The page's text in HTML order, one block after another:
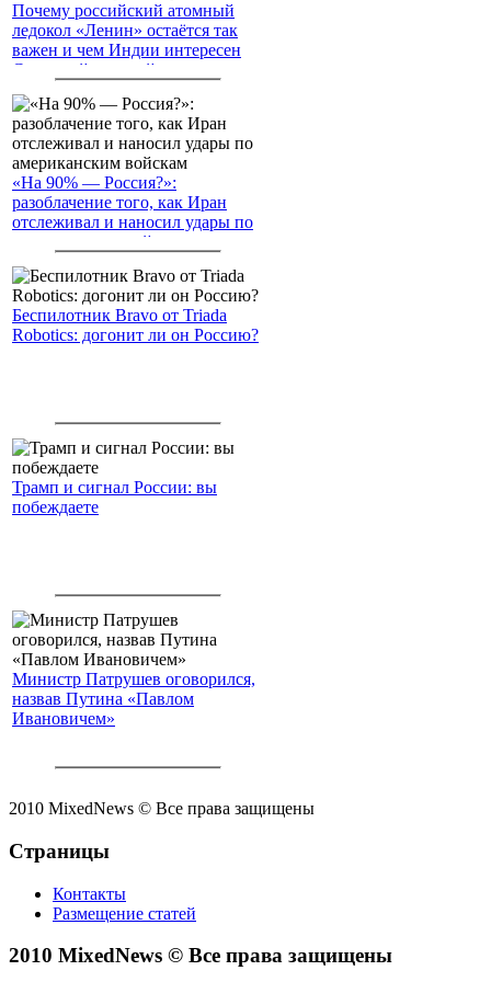
Почему российский атомный
ледокол «Ленин» остаётся так
важен и чем Индии интересен
Северный морской путь
«На 90% — Россия?»:
разоблачение того, как Иран
отслеживал и наносил удары по
американским войскам
Беспилотник Bravo от Triada
Robotics: догонит ли он Россию?
Трамп и сигнал России: вы
побеждаете
Министр Патрушев оговорился,
назвав Путина «Павлом
Ивановичем»
2010 MixedNews © Все права защищены
Страницы
Контакты
Размещение статей
2010 MixedNews © Все права защищены